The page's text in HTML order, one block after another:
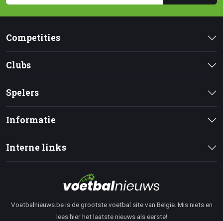
Competities
Clubs
Spelers
Informatie
Interne links
Voetbalnieuws.be is de grootste voetbal site van Belgie. Mis niets en
lees hier het laatste nieuws als eerste!